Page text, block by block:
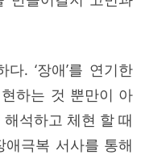
. ‘장애’를 연기한
하는 것 뿐만이 아
석하고 체현 할 때
극복 서사를 통해